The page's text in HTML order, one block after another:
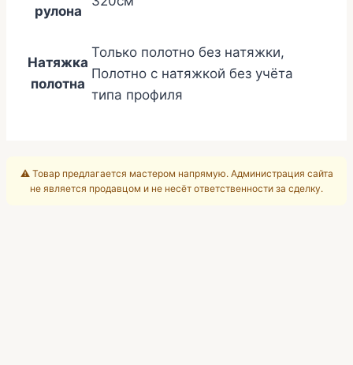
рулона
Натяжка
полотна
Только полотно без натяжки,
Полотно с натяжкой без учёта
типа профиля
⚠️ Товар предлагается мастером напрямую. Администрация сайта
не является продавцом и не несёт ответственности за сделку.